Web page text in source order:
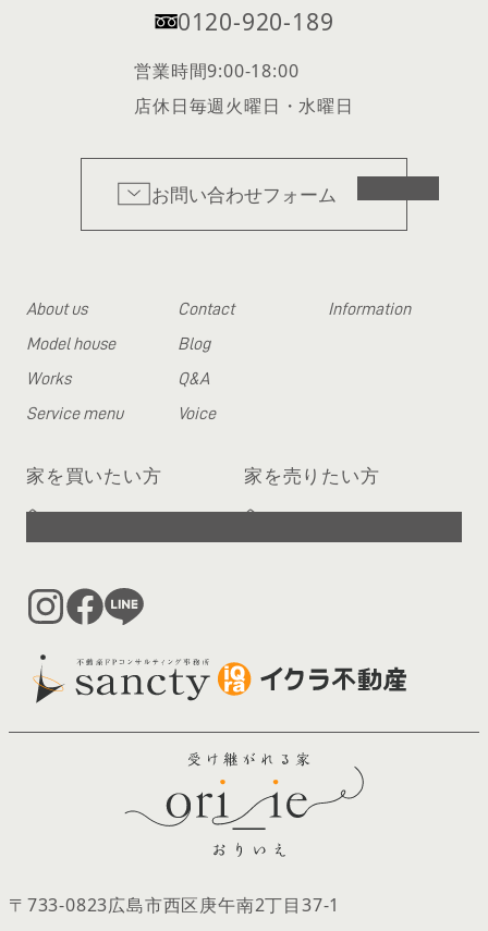
0120-920-189
営業時間9:00-18:00
店休日毎週火曜日・水曜日
お問い合わせフォーム
〒733-0823広島市西区庚午南2丁目37‐1
About us
Model house
Works
Service menu
Contact
Blog
Q&A
Voice
Information
家を買いたい方
へ
家を売りたい方
へ